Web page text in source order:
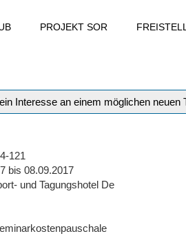
PROJEKT SOR
Interesse an einem möglichen neuen
121
bis 08.09.2017
und Tagungshotel De